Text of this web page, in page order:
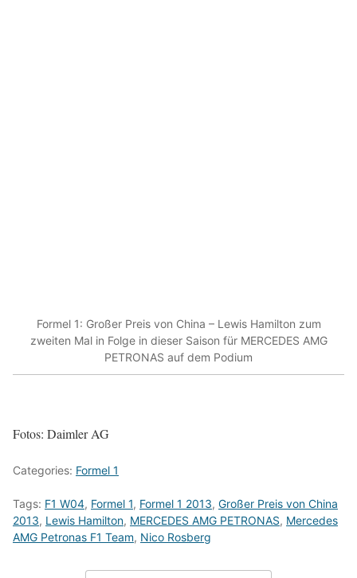
Formel 1: Großer Preis von China – Lewis Hamilton zum
zweiten Mal in Folge in dieser Saison für MERCEDES AMG
PETRONAS auf dem Podium
Fotos: Daimler AG
Categories: Formel 1
Tags: F1 W04, Formel 1, Formel 1 2013, Großer Preis von China
2013, Lewis Hamilton, MERCEDES AMG PETRONAS, Mercedes
AMG Petronas F1 Team, Nico Rosberg